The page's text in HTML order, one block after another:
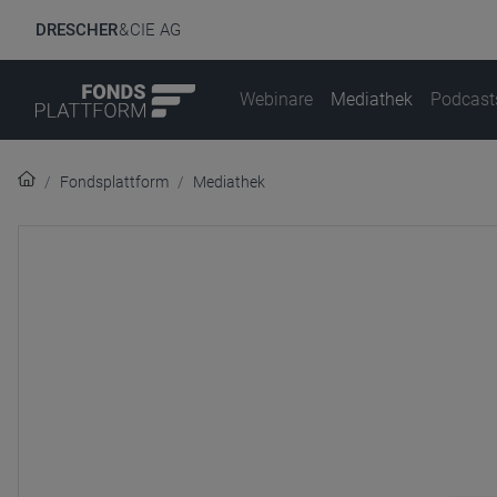
DRESCHER& CIE AG
Webinare Mediathek
Fondsplattform Mediathek